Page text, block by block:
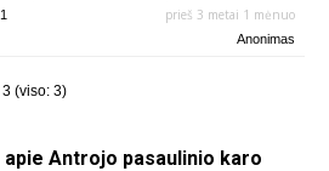
1 prieš 3 metai 1 mėnuo
Anonimas
(viso: 3)
Antrojo pasaulinio karo